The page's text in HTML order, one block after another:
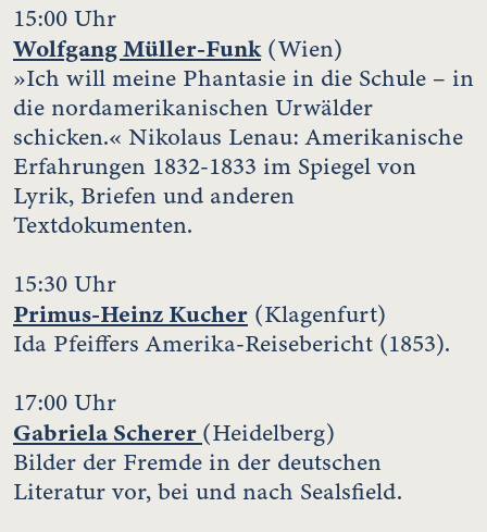
15:00 Uhr
Wolfgang Müller-Funk(Wien)
»Ich will meine Phantasie in die Schule – in
die nordamerikanischen Urwälder
schicken.« Nikolaus Lenau: Amerikanische
Erfahrungen 1832-1833 im Spiegel von
Lyrik, Briefen und anderen
Textdokumenten.
15:30 Uhr
Primus-Heinz Kucher (Klagenfurt)
Ida Pfeiffers Amerika-Reisebericht (1853).
17:00 Uhr
Gabriela Scherer (Heidelberg)
Bilder der Fremde in der deutschen
Literatur vor, bei und nach Sealsfield.